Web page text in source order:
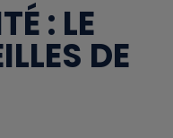
: LE
DE